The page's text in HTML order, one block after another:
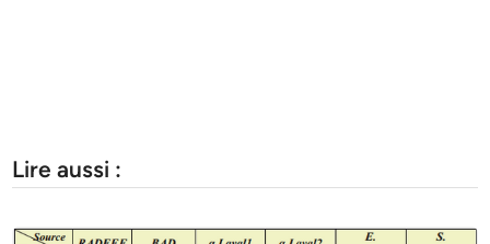
Lire aussi :